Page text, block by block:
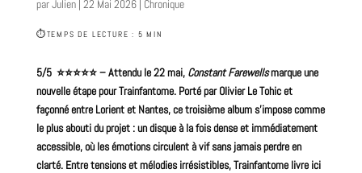
parJulien| 22 Mai 2026| Chronique
⏱TEMPS DE LECTURE : 5 MIN
5/5 ⭐️⭐️⭐️⭐️⭐️ –Attendu le 22 mai, Constant Farewellsmarque une
nouvelle étape pour Trainfantome. Porté parOlivier Le Tohicet
façonné entre Lorient et Nantes, ce troisièmealbums’impose comme
le plus abouti du projet : un disque à la fois dense et immédiatement
accessible, où les émotions circulent à vif sans jamais perdre en
clarté. Entre tensions et mélodies irrésistibles, Trainfantome livreici